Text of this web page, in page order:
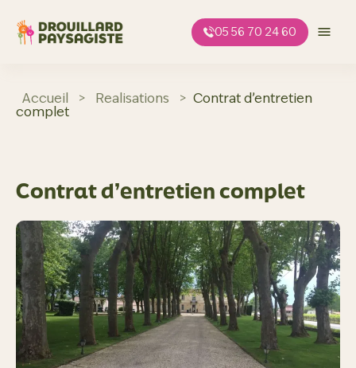
contenu
05 56 70 24 60
Accueil > Realisations > Contrat d’entretien
complet
Contrat d’entretien complet